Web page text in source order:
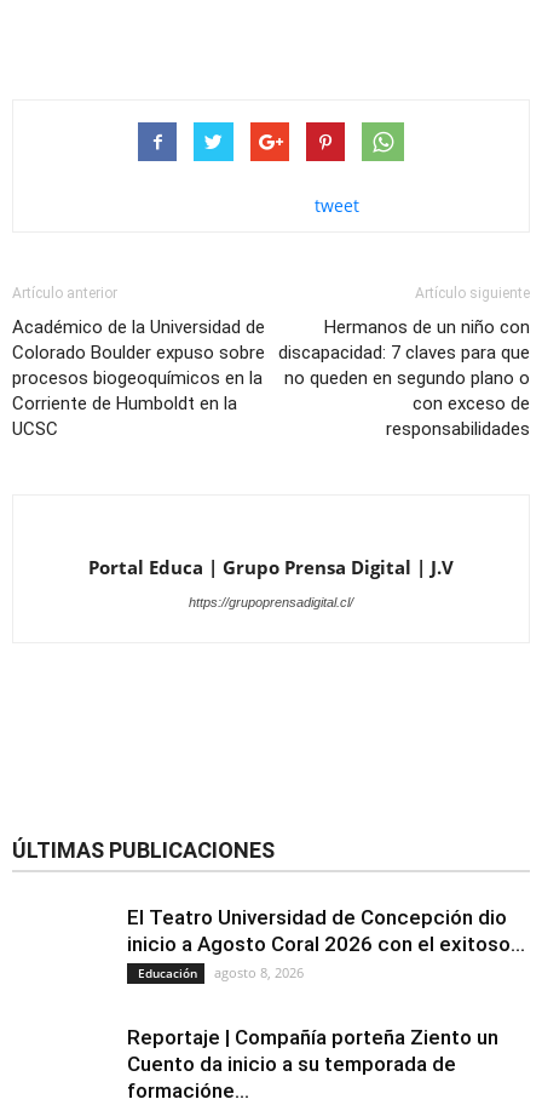
tweet
Artículo anterior
Académico de la Universidad de
Colorado Boulder expuso sobre
procesos biogeoquímicos en la
Corriente de Humboldt en la
UCSC
Artículo siguiente
Hermanos de un niño con
discapacidad: 7 claves para que
no queden en segundo plano o
con exceso de
responsabilidades
Portal Educa | Grupo Prensa Digital | J.V
https://grupoprensadigital.cl/
ÚLTIMAS PUBLICACIONES
El Teatro Universidad de Concepción dio
inicio a Agosto Coral 2026 con el exitoso...
Educación agosto 8, 2026
Reportaje | Compañía porteña Ziento un
Cuento da inicio a su temporada de
formacióne...